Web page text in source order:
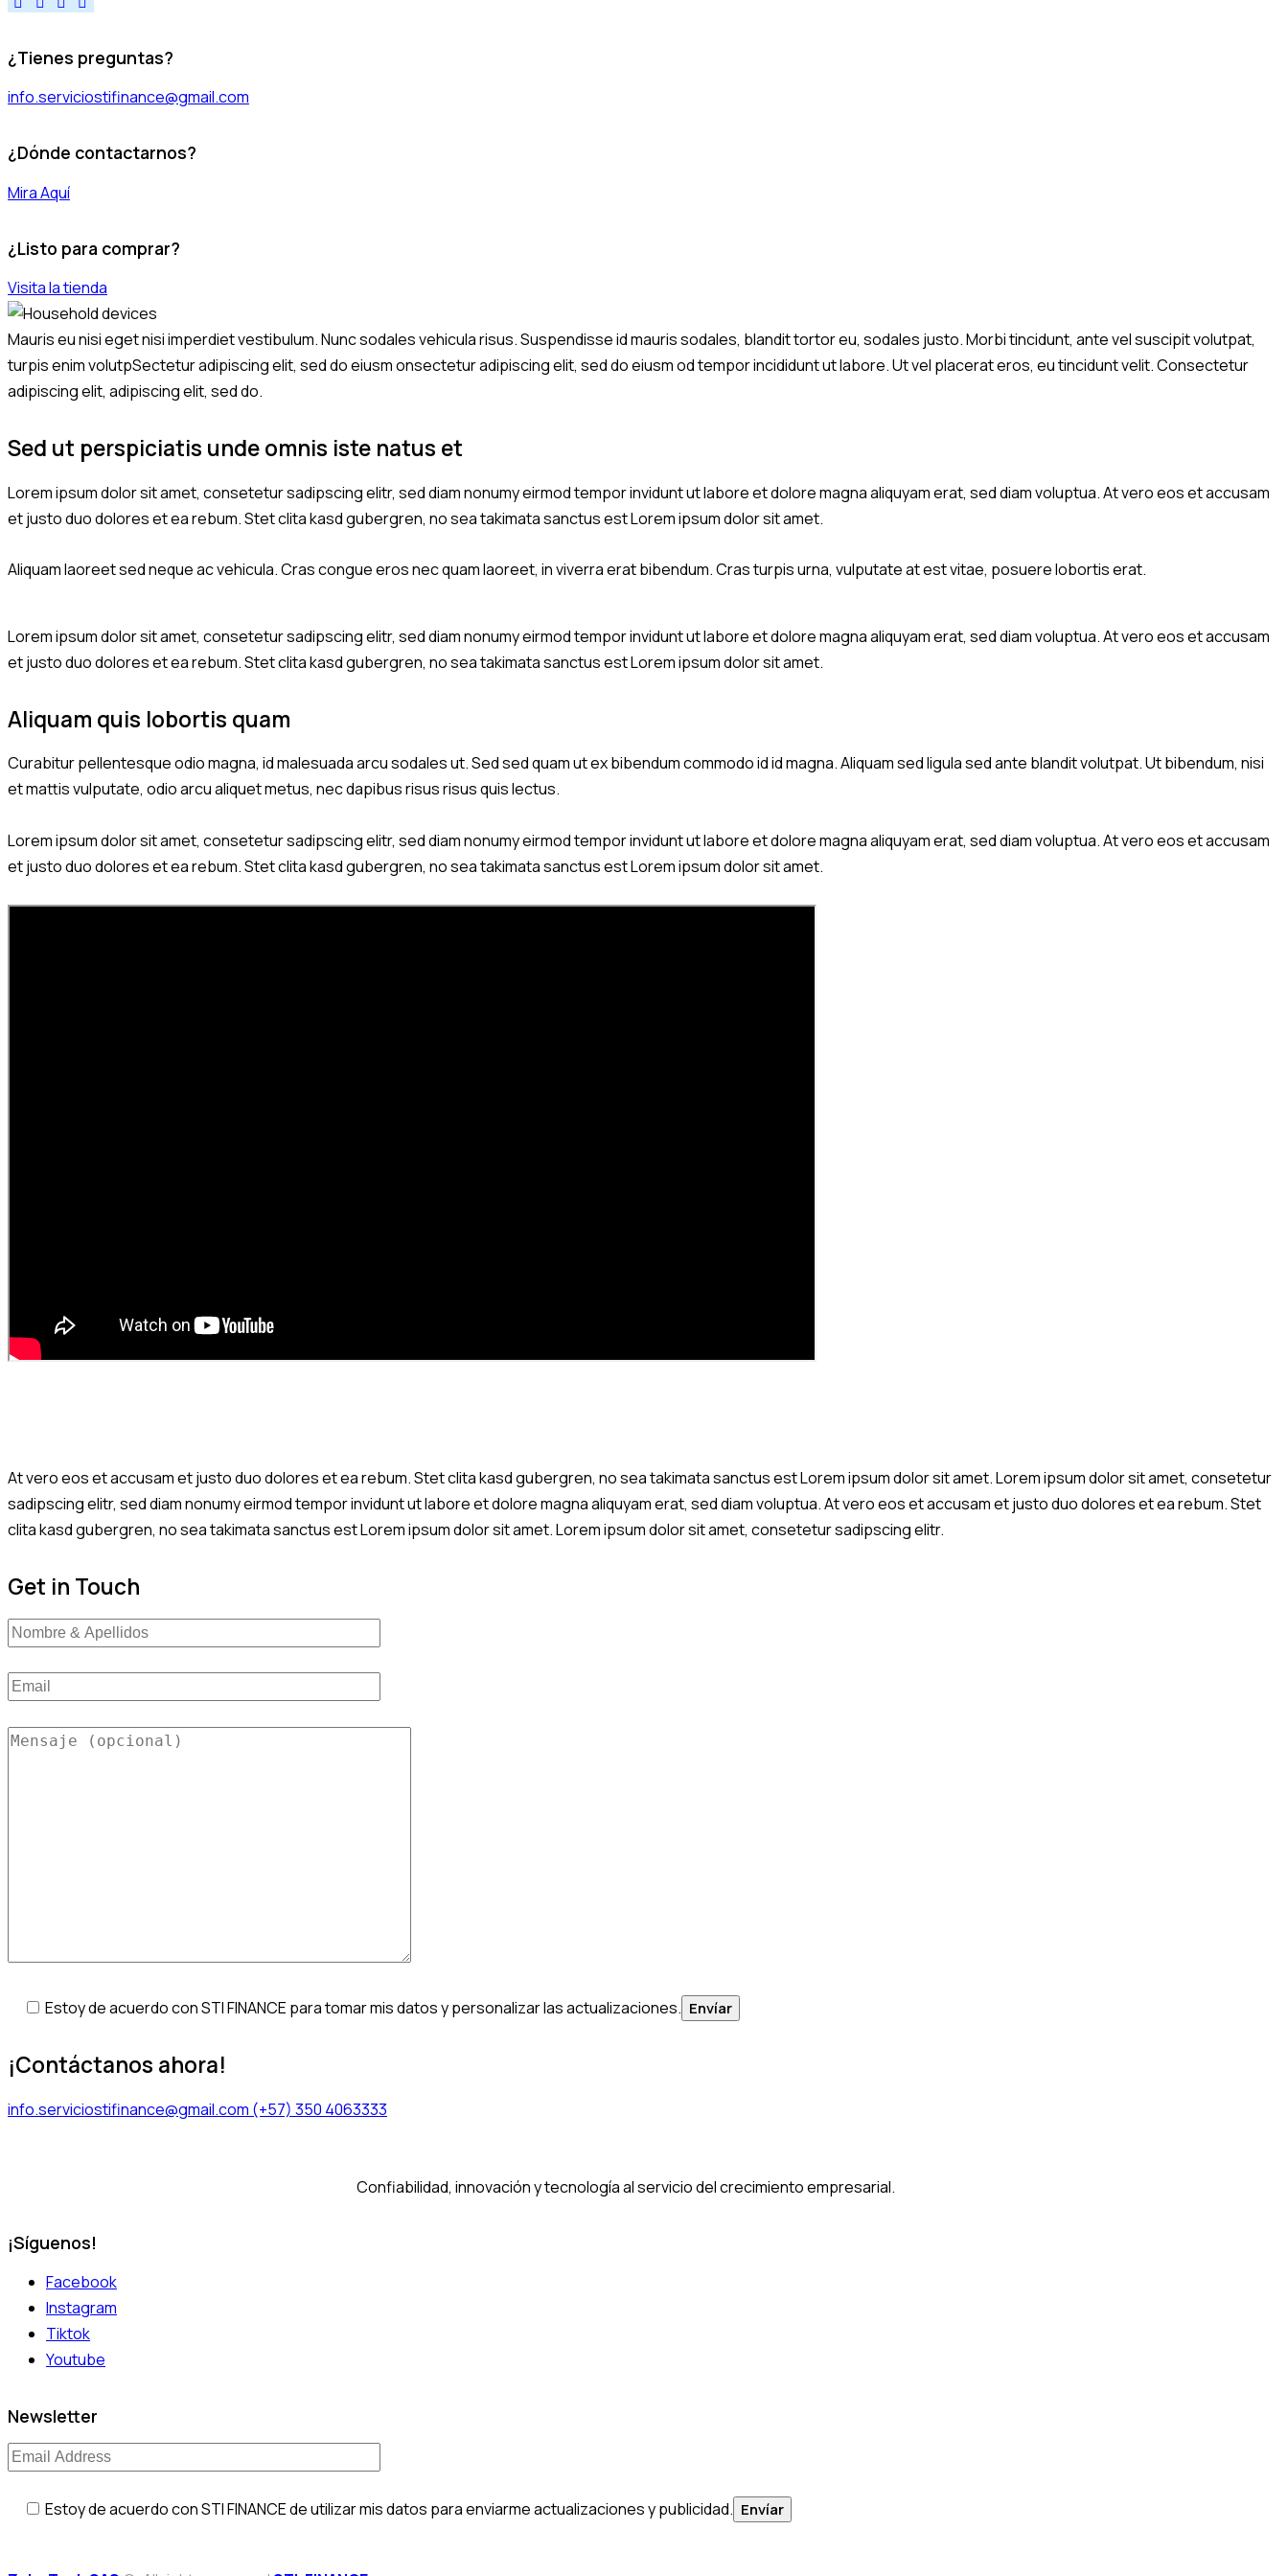
¿Tienes preguntas?
info.serviciostifinance@gmail.com
¿Dónde contactarnos?
Mira Aquí
¿Listo para comprar?
Visita la tienda
Mauris eu nisi eget nisi imperdiet vestibulum. Nunc sodales vehicula risus. Suspendisse id mauris sodales, blandit tortor eu, sodales justo. Morbi tincidunt, ante vel suscipit volutpat,
turpis enim volutpSectetur adipiscing elit, sed do eiusm onsectetur adipiscing elit, sed do eiusm od tempor incididunt ut labore. Ut vel placerat eros, eu tincidunt velit. Consectetur
adipiscing elit, adipiscing elit, sed do.
Sed ut perspiciatis unde omnis iste natus et
Lorem ipsum dolor sit amet, consetetur sadipscing elitr, sed diam nonumy eirmod tempor invidunt ut labore et dolore magna aliquyam erat, sed diam voluptua. At vero eos et accusam
et justo duo dolores et ea rebum. Stet clita kasd gubergren, no sea takimata sanctus est Lorem ipsum dolor sit amet.
Aliquam laoreet sed neque ac vehicula. Cras congue eros nec quam laoreet, in viverra erat bibendum. Cras turpis urna, vulputate at est vitae, posuere lobortis erat.
Lorem ipsum dolor sit amet, consetetur sadipscing elitr, sed diam nonumy eirmod tempor invidunt ut labore et dolore magna aliquyam erat, sed diam voluptua. At vero eos et accusam
et justo duo dolores et ea rebum. Stet clita kasd gubergren, no sea takimata sanctus est Lorem ipsum dolor sit amet.
Aliquam quis lobortis quam
Curabitur pellentesque odio magna, id malesuada arcu sodales ut. Sed sed quam ut ex bibendum commodo id id magna. Aliquam sed ligula sed ante blandit volutpat. Ut bibendum, nisi
et mattis vulputate, odio arcu aliquet metus, nec dapibus risus risus quis lectus.
Lorem ipsum dolor sit amet, consetetur sadipscing elitr, sed diam nonumy eirmod tempor invidunt ut labore et dolore magna aliquyam erat, sed diam voluptua. At vero eos et accusam
et justo duo dolores et ea rebum. Stet clita kasd gubergren, no sea takimata sanctus est Lorem ipsum dolor sit amet.
At vero eos et accusam et justo duo dolores et ea rebum. Stet clita kasd gubergren, no sea takimata sanctus est Lorem ipsum dolor sit amet. Lorem ipsum dolor sit amet, consetetur
sadipscing elitr, sed diam nonumy eirmod tempor invidunt ut labore et dolore magna aliquyam erat, sed diam voluptua. At vero eos et accusam et justo duo dolores et ea rebum. Stet
clita kasd gubergren, no sea takimata sanctus est Lorem ipsum dolor sit amet. Lorem ipsum dolor sit amet, consetetur sadipscing elitr.
Get in Touch
Estoy de acuerdo con STI FINANCE para tomar mis datos y personalizar las actualizaciones.
¡Contáctanos ahora!
info.serviciostifinance@gmail.com (+57) 350 4063333
Confiabilidad, innovación y tecnología al servicio del crecimiento empresarial.
¡Síguenos!
Facebook
Instagram
Tiktok
Youtube
Newsletter
Estoy de acuerdo con STI FINANCE de utilizar mis datos para enviarme actualizaciones y publicidad.